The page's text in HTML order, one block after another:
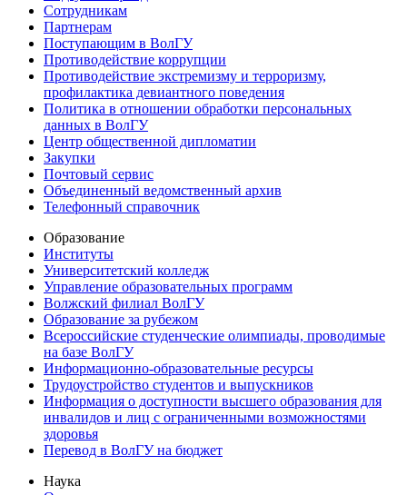
Сотрудникам
Партнерам
Поступающим в ВолГУ
Противодействие коррупции
Противодействие экстремизму и терроризму,
профилактика девиантного поведения
Политика в отношении обработки персональных
данных в ВолГУ
Центр общественной дипломатии
Закупки
Почтовый сервис
Объединенный ведомственный архив
Телефонный справочник
Образование
Институты
Университетский колледж
Управление образовательных программ
Волжский филиал ВолГУ
Образование за рубежом
Всероссийские студенческие олимпиады, проводимые
на базе ВолГУ
Информационно-образовательные ресурсы
Трудоустройство студентов и выпускников
Информация о доступности высшего образования для
инвалидов и лиц с ограниченными возможностями
здоровья
Перевод в ВолГУ на бюджет
Наука